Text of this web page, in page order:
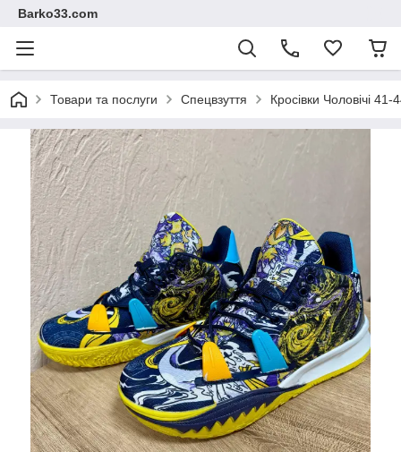
Barko33.com
Товари та послуги Спецвзуття Кросівки Чоловічі